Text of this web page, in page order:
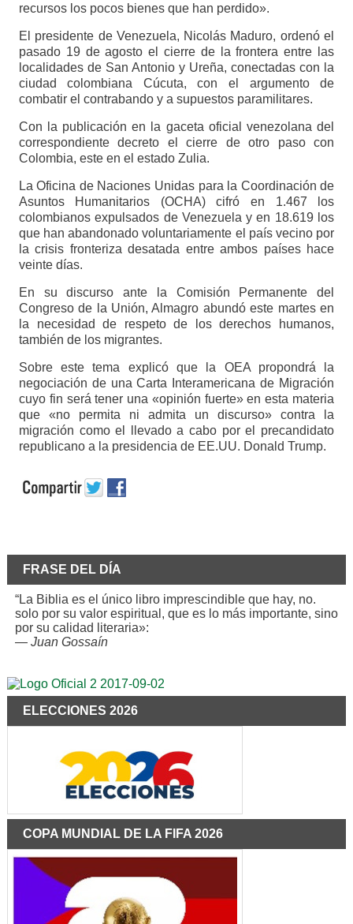
recursos los pocos bienes que han perdido».
El presidente de Venezuela, Nicolás Maduro, ordenó el
pasado 19 de agosto el cierre de la frontera entre las
localidades de San Antonio y Ureña, conectadas con la
ciudad colombiana Cúcuta, con el argumento de
combatir el contrabando y a supuestos paramilitares.
Con la publicación en la gaceta oficial venezolana del
correspondiente decreto el cierre de otro paso con
Colombia, este en el estado Zulia.
La Oficina de Naciones Unidas para la Coordinación de
Asuntos Humanitarios (OCHA) cifró en 1.467 los
colombianos expulsados de Venezuela y en 18.619 los
que han abandonado voluntariamente el país vecino por
la crisis fronteriza desatada entre ambos países hace
veinte días.
En su discurso ante la Comisión Permanente del
Congreso de la Unión, Almagro abundó este martes en
la necesidad de respeto de los derechos humanos,
también de los migrantes.
Sobre este tema explicó que la OEA propondrá la
negociación de una Carta Interamericana de Migración
cuyo fin será tener una «opinión fuerte» en esta materia
que «no permita ni admita un discurso» contra la
migración como el llevado a cabo por el precandidato
republicano a la presidencia de EE.UU. Donald Trump.
FRASE DEL DÍA
“La Biblia es el único libro imprescindible que hay, no.
solo por su valor espiritual, que es lo más importante, sino
por su calidad literaria»:
— Juan Gossaín
ELECCIONES 2026
COPA MUNDIAL DE LA FIFA 2026